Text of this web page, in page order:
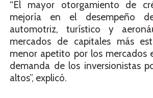
“El mayor otorgamiento de
mejoría en el desempeño
automotriz, turístico y
mercados de capitales más
menor apetito por los mercados
demanda de los inversionistas
altos”, explicó.